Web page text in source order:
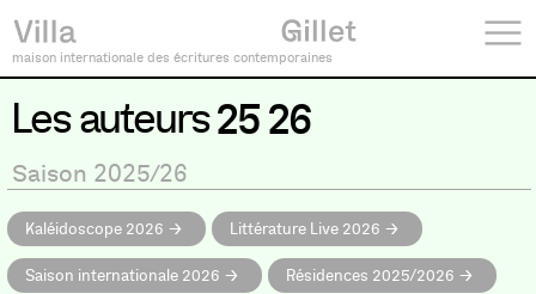
maison internationale des écritures contemporaines
Les auteurs25 26
Saison 2025/26
Kaléidoscope 2026 Littérature Live 2026
Saison internationale 2026 Résidences 2025/2026